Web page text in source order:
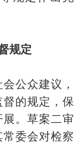
规定
公众建议，
的规定，保
。草案二审
委会对检察